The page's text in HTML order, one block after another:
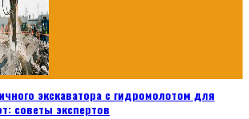
экскаватора с гидромолотом для
советы экспертов